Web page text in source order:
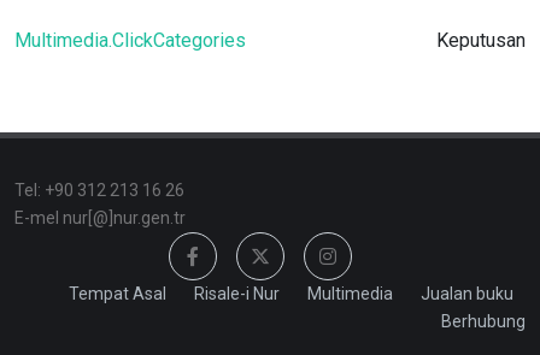
Multimedia.ClickCategories Keputusan
Tel: +90 312 213 16 26
E-mel nur[@]nur.gen.tr
Tempat Asal Risale-i Nur Multimedia
Jualan buku
Berhubung